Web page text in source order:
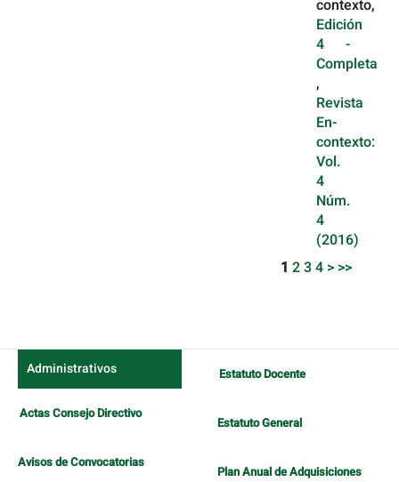
contexto,
Edición
4 -
Completa
,
Revista
En-
contexto:
Vol.
4
Núm.
4
(2016)
1 234 > >>
Administrativos
Actas Consejo Directivo
Avisos de Convocatorias
Estatuto Docente
Estatuto General
Plan Anual de Adquisiciones